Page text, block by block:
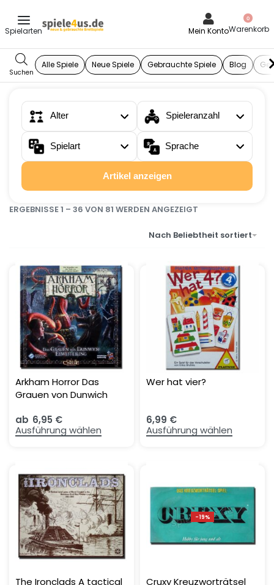
Mein Konto
0
Alle Spiele Neue Spiele Gebrauchte Spiele Blog
Alter Spieleranzahl
Spielart Sprache
Artikel anzeigen
ERGEBNISSE 1 – 36 VON 81 WERDEN ANGEZEIGT
Nach Beliebtheit sortiert
Arkham Horror Das
Grauen von Dunwich
ab 6,95 €
Ausführung wählen
Wer hat vier?
6,99 €
Ausführung wählen
The Ironclads A tactical
-19%
Cruxy Kreuzworträtsel